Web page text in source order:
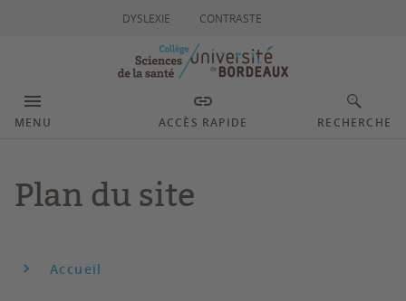
DYSLEXIE CONTRASTE
MENU ACCÈS RAPIDE RECHERCHE
Plan du site
Accueil